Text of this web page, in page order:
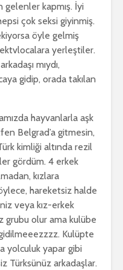
gelenler kapmış. İyi
çok seksi giyinmiş.
öyle gelmiş
yerleştiler.
mıydı,
gidip, orada takılan
hayvanlarla aşk
Belgrad’a gitmesin,
kimliği altında rezil
gördüm. 4 erkek
kızlara
hareketsiz halde
veya kız-erkek
grubu olur ama kulübe
Kulüpte
yolculuk yapar gibi
Türksünüz arkadaşlar.